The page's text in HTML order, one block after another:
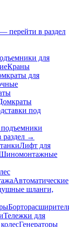
перейти в раздел
для
Краны
для
под
раздел →
Лифт для
Автоматические
шланги,
Тележки для
Генераторы